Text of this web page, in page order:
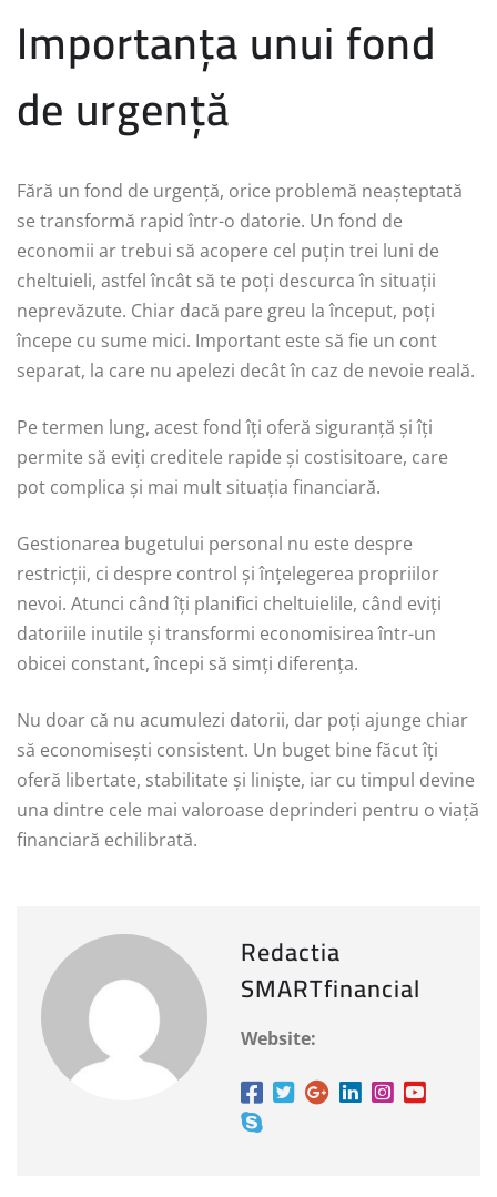
Importanța unui fond
de urgență
Fără un fond de urgență, orice problemă neașteptată
se transformă rapid într-o datorie. Un fond de
economii ar trebui să acopere cel puțin trei luni de
cheltuieli, astfel încât să te poți descurca în situații
neprevăzute. Chiar dacă pare greu la început, poți
începe cu sume mici. Important este să fie un cont
separat, la care nu apelezi decât în caz de nevoie reală.
Pe termen lung, acest fond îți oferă siguranță și îți
permite să eviți creditele rapide și costisitoare, care
pot complica și mai mult situația financiară.
Gestionarea bugetului personal nu este despre
restricții, ci despre control și înțelegerea propriilor
nevoi. Atunci când îți planifici cheltuielile, când eviți
datoriile inutile și transformi economisirea într-un
obicei constant, începi să simți diferența.
Nu doar că nu acumulezi datorii, dar poți ajunge chiar
să economisești consistent. Un buget bine făcut îți
oferă libertate, stabilitate și liniște, iar cu timpul devine
una dintre cele mai valoroase deprinderi pentru o viață
financiară echilibrată.
Redactia
SMARTfinancial
Website: